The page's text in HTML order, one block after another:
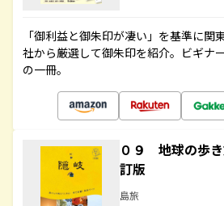
「御利益と御朱印が凄い」を基準に関
社から厳選して御朱印を紹介。ビギナ
の一冊。
０９ 地球の歩
訂版
島旅